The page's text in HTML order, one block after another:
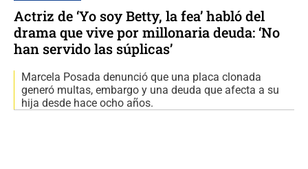
Actriz de ‘Yo soy Betty, la fea’ habló del
drama que vive por millonaria deuda: ‘No
han servido las súplicas’
Marcela Posada denunció que una placa clonada
generó multas, embargo y una deuda que afecta a su
hija desde hace ocho años.